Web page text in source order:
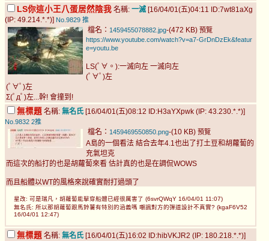
LS你這小王八蛋居然陰我 名稱: 一滅 [16/04/01(五)04:11 ID:7wt81aXg
(IP: 49.214.*.*)] No.9829 推
檔名： 1459455078882.jpg-(472 KB) 預覽
https://www.youtube.com/watch?v=a7-GrDnDzEk&featur
e=youtu.be
LS(ﾟ∀。):一滅向左 一滅向左
(ﾟ∀ﾟ)左
(ﾟ∀ﾟ)左
Σ(ﾟдﾟ)左...幹! 會撞到!
無標題 名稱: 無名氏 [16/04/01(五)08:12 ID:H3aYXpwk (IP: 43.230.*.*)]
No.9832 2推
檔名： 1459469550850.png-(10 KB) 預覽
A島的一個看法 結合去年4.1也出了打土豆和胡蘿蔔的
充氣坦克
而這次的船打的也是胡蘿蔔來看 估計真的也是在調侃WOWS
而且船體以WT的風格來說確實耐打過頭了
星改: 可是瑞凡，胡蘿蔔能擊穿船體已經很厲害了 (6svrQWqY 16/04/01 11:07)
無名氏: 所以那胡蘿蔔跟馬鈴薯有特別的涵義嗎 嘲諷對方的彈道設計不真實? (kgaF6V52
16/04/01 12:47)
無標題 名稱: 無名氏 [16/04/01(五)16:02 ID:hibVKJR2 (IP: 180.218.*.*)]